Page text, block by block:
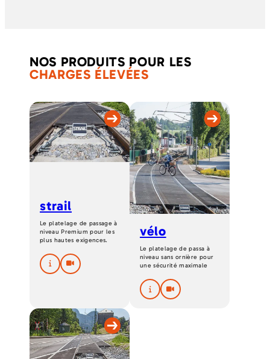
NOS PRODUITS POUR LES
CHARGES ÉLEVÉES
strail
Le platelage de passage à
niveau Premium pour les
plus hautes exigences.
vélo
Le platelage de passa à
niveau sans ornière pour
une sécurité maximale